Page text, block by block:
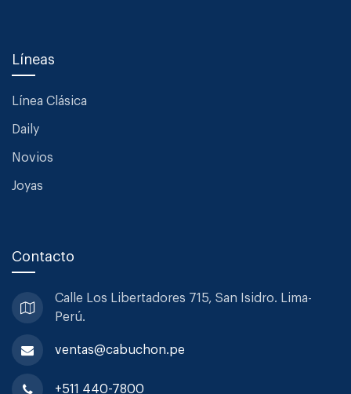
Líneas
Línea Clásica
Daily
Novios
Joyas
Contacto
Calle Los Libertadores 715, San Isidro. Lima-
Perú.
ventas@cabuchon.pe
+511 440-7800